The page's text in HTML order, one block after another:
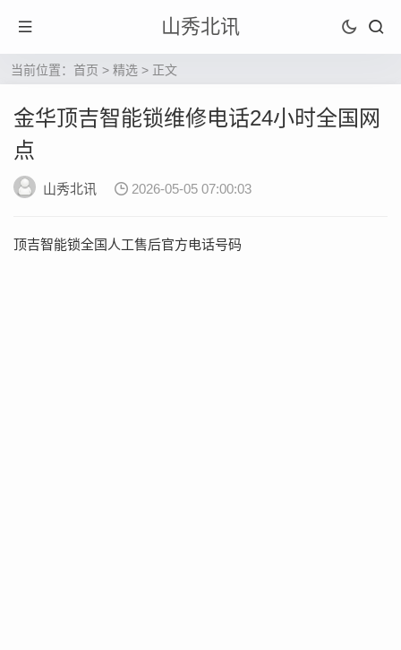
山秀北讯
当前位置： 首页 > 精选 > 正文
金华顶吉智能锁维修电话24小时全国网
点
山秀北讯 2026-05-05 07:00:03
顶吉智能锁全国人工售后官方电话号码